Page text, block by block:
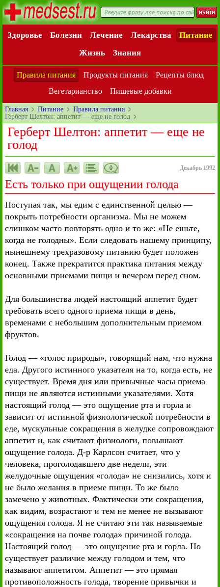
Здоровье Болезни Лечение Лекарства
Питание
Жизнь
Знания
Правила питания Продукты питания
Рецепты блюд
Вегетарианство
Пищевые добавки
Главная Питание
Правила питания
Герберт Шелтон: аппетит — еще не голод
Герберт Шелтон: аппетит — еще не
голод
0 Декабрь 1992
Есть только при ощущении голода
Поступая так, мы едим с единственной целью —
покрыть потребности организма. Мы не можем
слишком часто повторять одно и то же: «Не ешьте,
когда не голодны». Если следовать нашему принципу,
нынешнему трехразовому питанию будет положен
конец. Также прекратится практика питания между
основными приемами пищи и вечером перед сном.
Для большинства людей настоящий аппетит будет
требовать всего одного приема пищи в день,
временами с небольшим дополнительным приемом
фруктов.
Голод — «голос природы», говорящий нам, что нужна
еда. Другого истинного указателя на то, когда есть, не
существует. Время дня или привычные часы приема
пищи не являются истинными указателями. Хотя
настоящий голод — это ощущение рта и горла и
зависит от истинной физиологической потребности в
еде, мускульные сокращения в желудке сопровождают
аппетит и, как считают физиологи, повышают
ощущение голода. Д-р Карлсон считает, что у
человека, проголодавшего две недели, эти
желудочные ощущения «голода» не снизились, хотя и
не было желания в приеме пищи. То же было
замечено у животных. Фактически эти сокращения,
как видим, возрастают и тем не менее не вызывают
ощущения голода. Я не считаю эти так называемые
«сокращения на почве голода» причиной голода.
Настоящий голод — это ощущение рта и горла. Но
существует различие между голодом и тем, что
называют аппетитом. Аппетит — это прямая
противоположность голода, творение привычки и